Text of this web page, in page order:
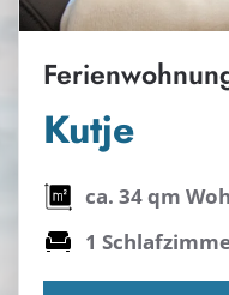
Kutje
ca. 34 qm
1